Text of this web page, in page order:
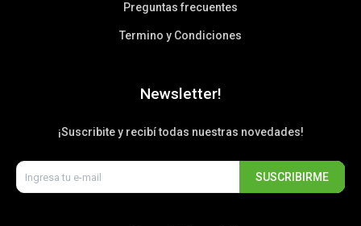
Preguntas frecuentes
Termino y Condiciones
Newsletter!
¡Suscribite y recibí todas nuestras novedades!
SUSCRIBIRME